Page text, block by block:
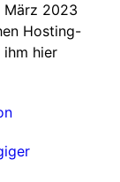
März 2023
Hosting-
hier